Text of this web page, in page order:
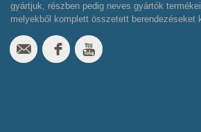
gyártjuk, részben pedig neves gyártók
melyekből komplett összetett berendezéseket